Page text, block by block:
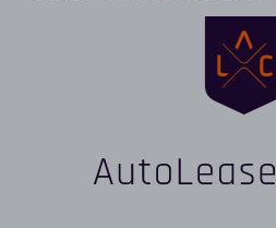
een no-nonsense
vertrouwen kunnen leasen.